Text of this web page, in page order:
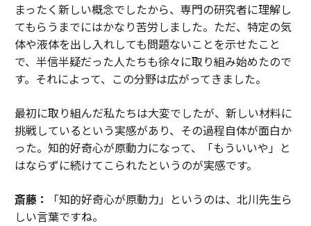
まったく新しい概念でしたから、専門の研究者に理解し
てもらうまでにはかなり苦労しました。ただ、特定の気
体や液体を出し入れしても問題ないことを示せたこと
で、半信半疑だった人たちも徐々に取り組み始めたので
す。それによって、この分野は広がってきました。
最初に取り組んだ私たちは大変でしたが、新しい材料に
挑戦しているという実感があり、その過程自体が面白か
った。知的好奇心が原動力になって、「もういいや」と
はならずに続けてこられたというのが実感です。
斎藤：
「知的好奇心が原動力」というのは、北川先生ら
しい言葉ですね。